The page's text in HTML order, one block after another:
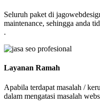
Seluruh paket di
maintenance, sehingga anda
.
Layanan Ramah
Apabila terdapat masalah /
dalam mengatasi masalah